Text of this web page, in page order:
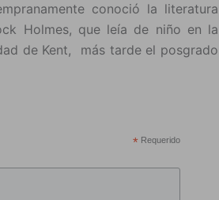
conoció la literatura
Holmes, que leía de niño en la
de Kent, más tarde el posgrado
* Requerido